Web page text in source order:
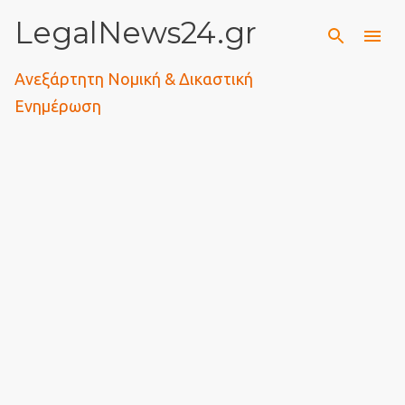
Μετάβαση στο κύριο περιεχόμενο
LegalNews24.gr
Ανεξάρτητη Νομική & Δικαστική
Ενημέρωση